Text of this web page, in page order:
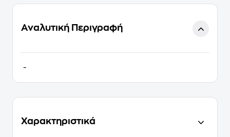
Αναλυτική Περιγραφή
-
Χαρακτηριστικά